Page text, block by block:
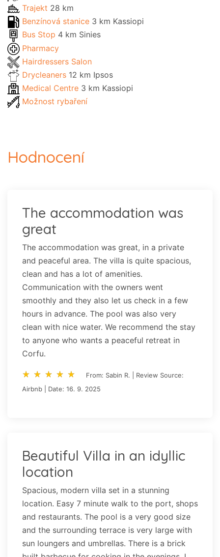
Trajekt 28 km
Benzínová stanice 3 km Kassiopi
Bus Stop 4 km Sinies
Pharmacy
Hairdressers Salon
Drycleaners 12 km Ipsos
Medical Centre 3 km Kassiopi
Možnost rybaření
Hodnocení
The accommodation was
great
The accommodation was great, in a private
and peaceful area. The villa is quite spacious,
clean and has a lot of amenities.
Communication with the owners went
smoothly and they also let us check in a few
hours in advance. The pool was also very
clean with nice water. We recommend the stay
to anyone who wants a peaceful retreat in
Corfu.
star_rate star_rate star_rate star_rate star_rate
star_rate star_rate star_rate star_rate star_rate
From: Sabin R. | Review Source:
Airbnb | Date: 16. 9. 2025
Beautiful Villa in an idyllic
location
Spacious, modern villa set in a stunning
location. Easy 7 minute walk to the port, shops
and restaurants. The pool is a very good size
and the surrounding terrace is very large with
sun loungers and umbrellas. There is a brick